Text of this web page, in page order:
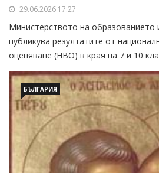
29.06.2026 17:27
Министерството на
публикува резултатите от
оценяване (НВО) в края на 7 и 10
БЪЛГАРИЯ